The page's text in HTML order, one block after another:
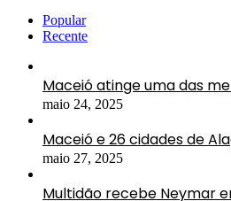
Popular
Recente
Maceió atinge uma das
maio 24, 2025
Maceió e 26 cidades de
maio 27, 2025
Multidão recebe Neymar